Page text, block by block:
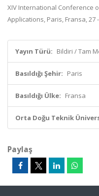
XIV International Conference
Applications, Paris, Fransa, 27
Yayın Türü: Bildiri / Tam
Basıldığı Şehir: Paris
Basıldığı Ülke: Fransa
Orta Doğu Teknik
Paylaş